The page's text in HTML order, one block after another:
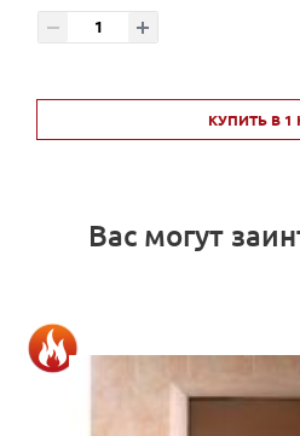
КУПИТЬ В 1
Вас могут